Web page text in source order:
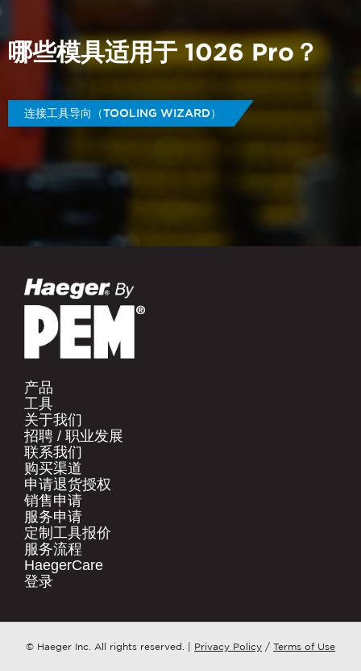
哪些模具适用于 1026 Pro？
连接工具导向（TOOLING WIZARD）
产品​
工具​
关于我们​
招聘 / 职业发展​
联系我们​
购买渠道​
申请退货授权​
销售申请​
服务申请​
定制工具报价​
服务流程​
HaegerCare
登录​
© Haeger Inc. All rights reserved. Privacy Policy / Terms of Use